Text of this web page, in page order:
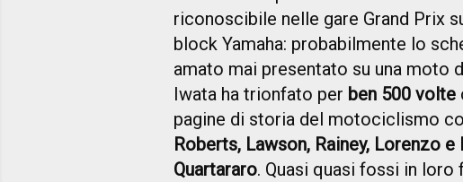
riconoscibile nelle gare Grand Prix
block Yamaha: probabilmente lo
amato mai presentato su una moto
Iwata ha trionfato per ben 500 volte
pagine di storia del motociclismo
Roberts, Lawson, Rainey, Lorenzo
Quartararo. Quasi quasi fossi in loro